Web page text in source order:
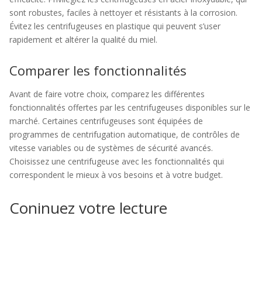
sont robustes, faciles à nettoyer et résistants à la corrosion.
Évitez les centrifugeuses en plastique qui peuvent s’user
rapidement et altérer la qualité du miel.
Comparer les fonctionnalités
Avant de faire votre choix, comparez les différentes
fonctionnalités offertes par les centrifugeuses disponibles sur le
marché. Certaines centrifugeuses sont équipées de
programmes de centrifugation automatique, de contrôles de
vitesse variables ou de systèmes de sécurité avancés.
Choisissez une centrifugeuse avec les fonctionnalités qui
correspondent le mieux à vos besoins et à votre budget.
Coninuez votre lecture